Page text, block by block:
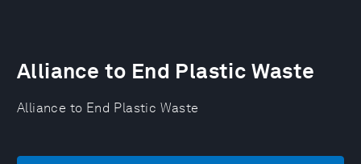
Alliance to End Plastic Waste
Alliance to End Plastic Waste